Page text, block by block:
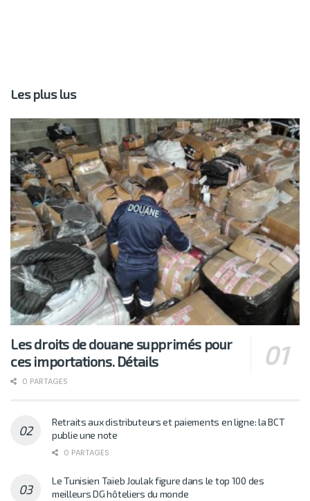
Les plus lus
Les droits de douane supprimés pour
ces importations. Détails
0 PARTAGES
Retraits aux distributeurs et paiements en ligne: la BCT
publie une note
0 PARTAGES
Le Tunisien Taieb Joulak figure dans le top 100 des
meilleurs DG hôteliers du monde